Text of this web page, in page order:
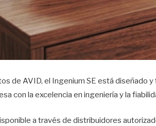
de AVID, el Ingenium SE está diseñado y
con la excelencia en ingeniería y la
a través de distribuidores